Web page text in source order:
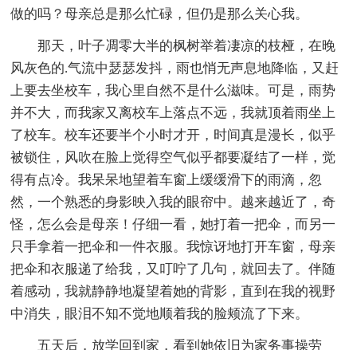
做的吗？母亲总是那么忙碌，但仍是那么关心我。
那天，叶子凋零大半的枫树举着凄凉的枝桠，在晚
风灰色的.气流中瑟瑟发抖，雨也悄无声息地降临，又赶
上要去坐校车，我心里自然不是什么滋味。可是，雨势
并不大，而我家又离校车上落点不远，我就顶着雨坐上
了校车。校车还要半个小时才开，时间真是漫长，似乎
被锁住，风吹在脸上觉得空气似乎都要凝结了一样，觉
得有点冷。我呆呆地望着车窗上缓缓滑下的雨滴，忽
然，一个熟悉的身影映入我的眼帘中。越来越近了，奇
怪，怎么会是母亲！仔细一看，她打着一把伞，而另一
只手拿着一把伞和一件衣服。我惊讶地打开车窗，母亲
把伞和衣服递了给我，又叮咛了几句，就回去了。伴随
着感动，我就静静地凝望着她的背影，直到在我的视野
中消失，眼泪不知不觉地顺着我的脸颊流了下来。
五天后，放学回到家，看到她依旧为家务事操劳